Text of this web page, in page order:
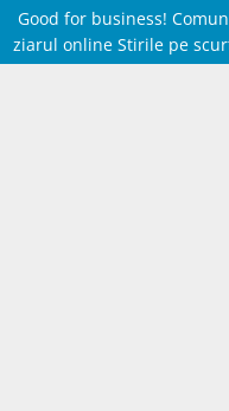
Good for business!
ziarul online Stirile pe